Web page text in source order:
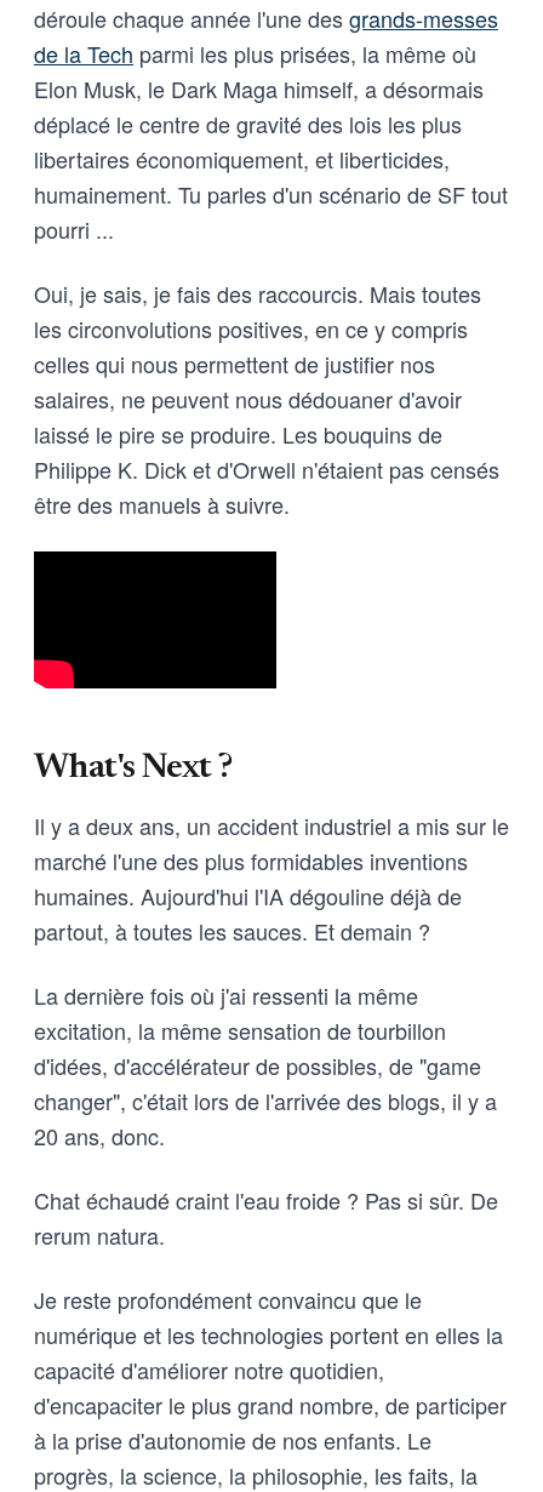
déroule chaque année l'une desgrands-messes
de la Tech parmi les plus prisées, la même où
Elon Musk, le Dark Maga himself, a désormais
déplacé le centre de gravité des lois les plus
libertaires économiquement, et liberticides,
humainement. Tu parles d'un scénario de SF tout
pourri ...
Oui, je sais, je fais des raccourcis. Mais toutes
les circonvolutions positives, en ce y compris
celles qui nous permettent de justifier nos
salaires, ne peuvent nous dédouaner d'avoir
laissé le pire se produire. Les bouquins de
Philippe K. Dick et d'Orwell n'étaient pas censés
être des manuels à suivre.
What's Next ?
Il y a deux ans, un accident industriel a mis sur le
marché l'une des plus formidables inventions
humaines. Aujourd'hui l'IA dégouline déjà de
partout, à toutes les sauces. Et demain ?
La dernière fois où j'ai ressenti la même
excitation, la même sensation de tourbillon
d'idées, d'accélérateur de possibles, de "game
changer", c'était lors de l'arrivée des blogs, il y a
20 ans, donc.
Chat échaudé craint l'eau froide ? Pas si sûr. De
rerum natura.
Je reste profondément convaincu que le
numérique et les technologies portent en elles la
capacité d'améliorer notre quotidien,
d'encapaciter le plus grand nombre, de participer
à la prise d'autonomie de nos enfants. Le
progrès, la science, la philosophie, les faits, la